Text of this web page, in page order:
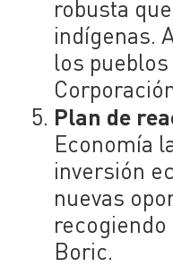
robusta
indígenas.
los
Plan de
Economía
inversión
nuevas
Boric.